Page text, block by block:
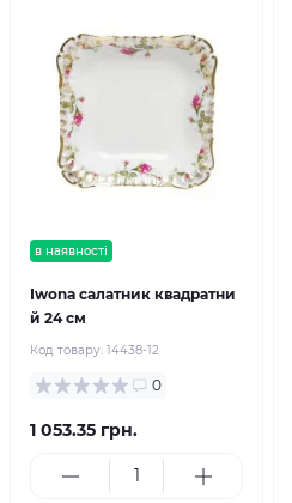
в наявності
Iwona салатник квадратни
й 24 см
Код товару: 14438-12
0
1 053.35 грн.